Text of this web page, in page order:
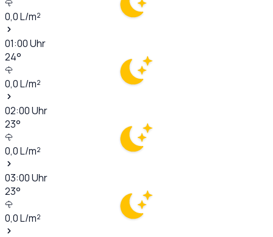
0,0L/m²
01:00Uhr
24°
0,0L/m²
02:00Uhr
23°
0,0L/m²
03:00Uhr
23°
0,0L/m²